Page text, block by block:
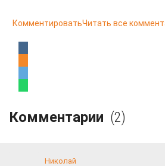
КомментироватьЧитать все
Комментарии (2)
Николай